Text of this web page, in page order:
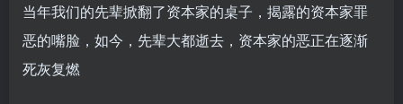
当年我们的先辈掀翻了资本家的桌子，揭露的资本家罪
恶的嘴脸，如今，先辈大都逝去，资本家的恶正在逐渐
死灰复燃